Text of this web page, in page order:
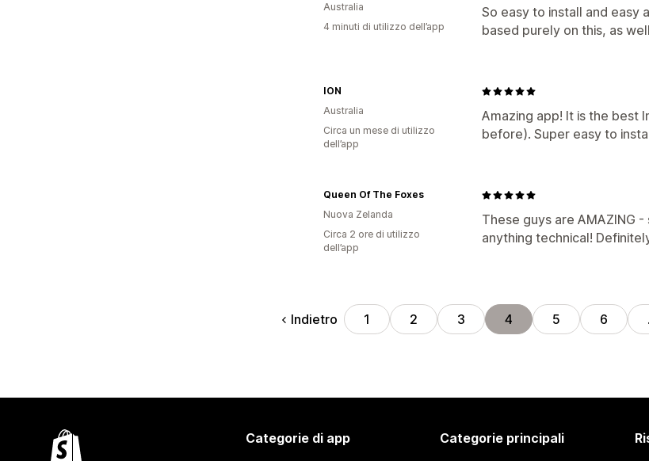
So easy to install and easy
based purely on this, as
Australia
4 minuti di utilizzo dell’app
Amazing app! It is the best
before). Super easy to
ION
Australia
Circa un mese di utilizzo
dell’app
These guys are AMAZING
anything technical!
Queen Of The Foxes
Nuova Zelanda
Circa 2 ore di utilizzo
dell’app
Indietro 1 2 3 4 5 6
Categorie di app Categorie principali